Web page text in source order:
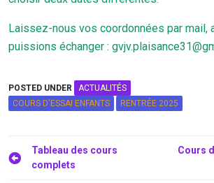
Laissez-nous vos coordonnées par mail,
puissions échanger :
POSTED UNDER
ACTUALITÉS
COURS D'ESSAI ENFANTS
RENTRÉE 2025
Navigation
Tableau des cours
complets
Cours